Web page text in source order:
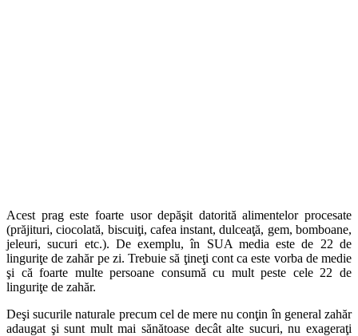
Acest prag este foarte usor depăşit datorită alimentelor procesate
(prăjituri, ciocolată, biscuiţi, cafea instant, dulceaţă, gem, bomboane,
jeleuri, sucuri etc.). De exemplu, în SUA media este de 22 de
linguriţe de zahăr pe zi. Trebuie să ţineţi cont ca este vorba de medie
şi că foarte multe persoane consumă cu mult peste cele 22 de
linguriţe de zahăr.
Deşi sucurile naturale precum cel de mere nu conţin în general zahăr
adaugat şi sunt mult mai sănătoase decât alte sucuri, nu exageraţi